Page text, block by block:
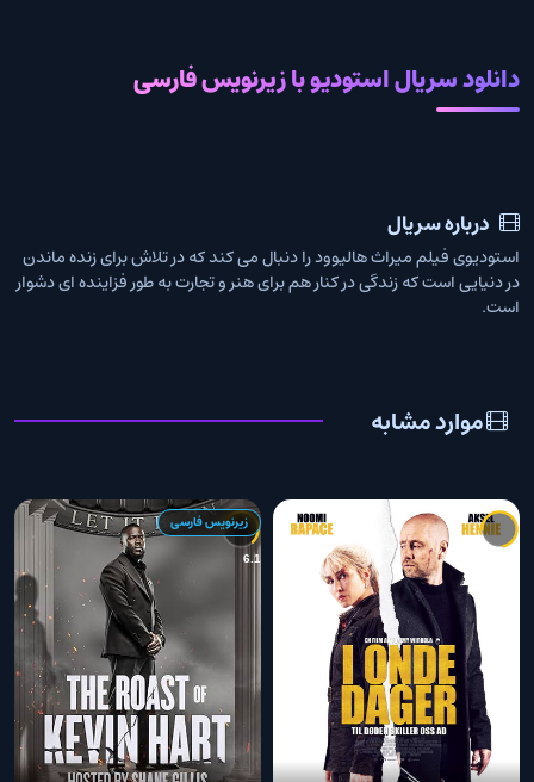
دانلود سریال استودیو با زیرنویس فارسی
درباره سریال
استودیوی فیلم میراث هالیوود را دنبال می کند که در تلاش برای زنده ماندن
در دنیایی است که زندگی در کنار هم برای هنر و تجارت به طور فزاینده ای دشوار
است.
موارد مشابه
6.1
زیرنویس فارسی